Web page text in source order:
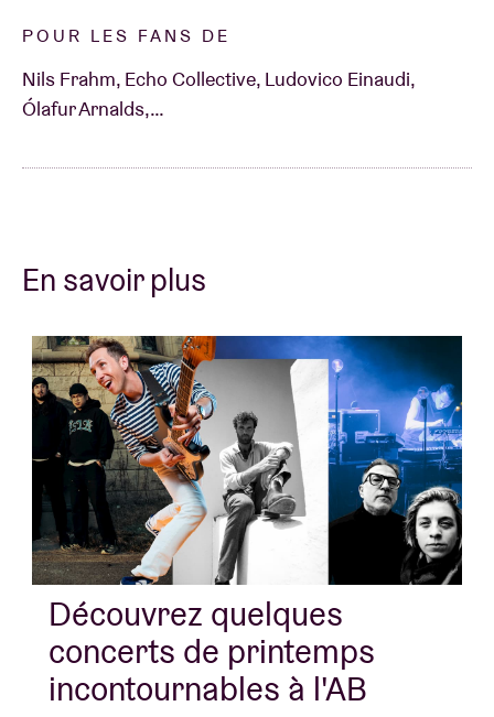
POUR LES FANS DE
Nils Frahm, Echo Collective, Ludovico Einaudi,
Ólafur Arnalds,…
En savoir plus
Découvrez quelques
concerts de printemps
incontournables à l'AB